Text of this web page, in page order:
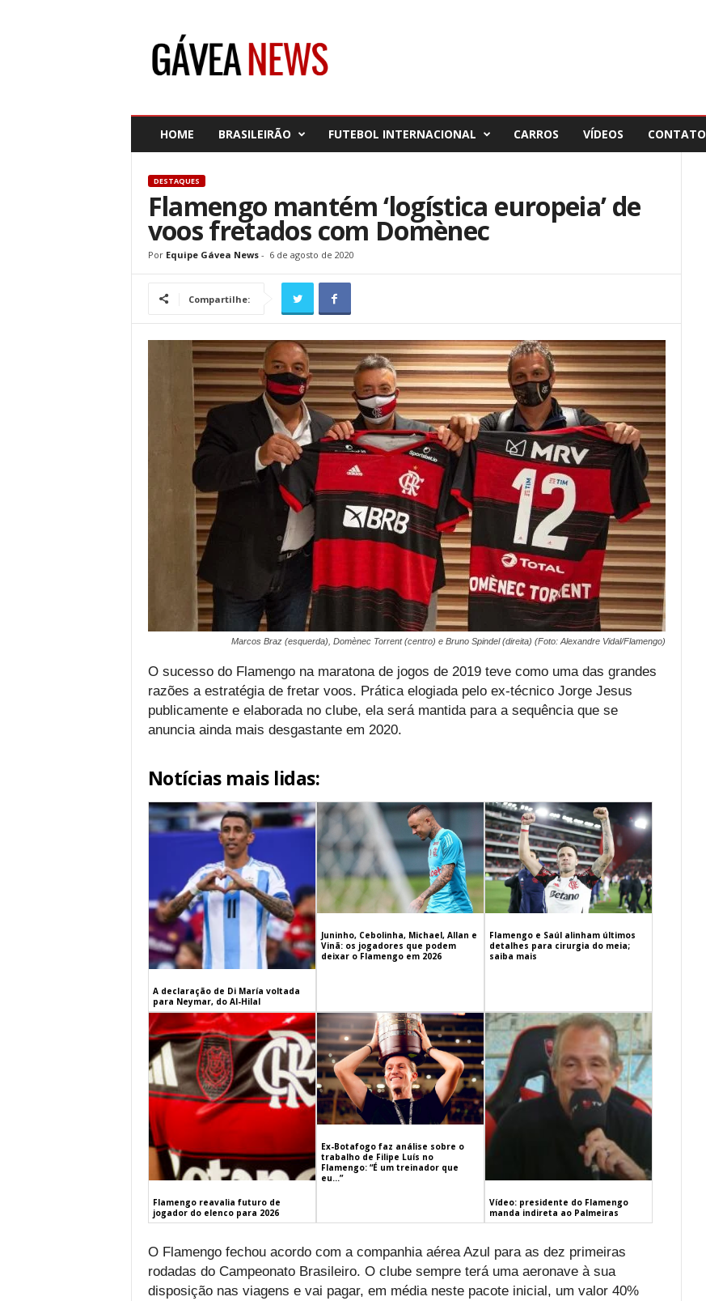
HOME BRASILEIRÃO FUTEBOL INTERNACIONAL CARROS VÍDEOS CONTATO
DESTAQUES
Flamengo mantém ‘logística europeia’ de
voos fretados com Domènec
Por Equipe Gávea News- 6 de agosto de 2020
Compartilhe:
Marcos Braz (esquerda), Domènec Torrent (centro) e Bruno Spindel (direita) (Foto: Alexandre Vidal/Flamengo)
O sucesso do Flamengo na maratona de jogos de 2019 teve como uma das grandes
razões a estratégia de fretar voos. Prática elogiada pelo ex-técnico Jorge Jesus
publicamente e elaborada no clube, ela será mantida para a sequência que se
anuncia ainda mais desgastante em 2020.
Notícias mais lidas:
A declaração de Di María voltada
para Neymar, do Al-Hilal
Juninho, Cebolinha, Michael, Allan e
Vinã: os jogadores que podem
deixar o Flamengo em 2026
Flamengo e Saúl alinham últimos
detalhes para cirurgia do meia;
saiba mais
Flamengo reavalia futuro de
jogador do elenco para 2026
Ex-Botafogo faz análise sobre o
trabalho de Filipe Luís no
Flamengo: “É um treinador que
eu…”
Vídeo: presidente do Flamengo
manda indireta ao Palmeiras
O Flamengo fechou acordo com a companhia aérea Azul para as dez primeiras
rodadas do Campeonato Brasileiro. O clube sempre terá uma aeronave à sua
disposição nas viagens e vai pagar, em média neste pacote inicial, um valor 40%